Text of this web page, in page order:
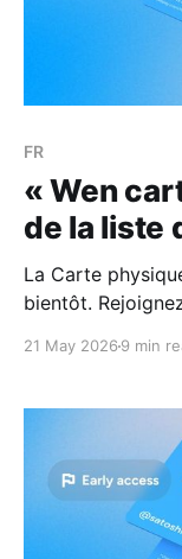
FR
« Wen
de la liste
La Carte
bientôt.
magasin,
21 May 2026 9 min